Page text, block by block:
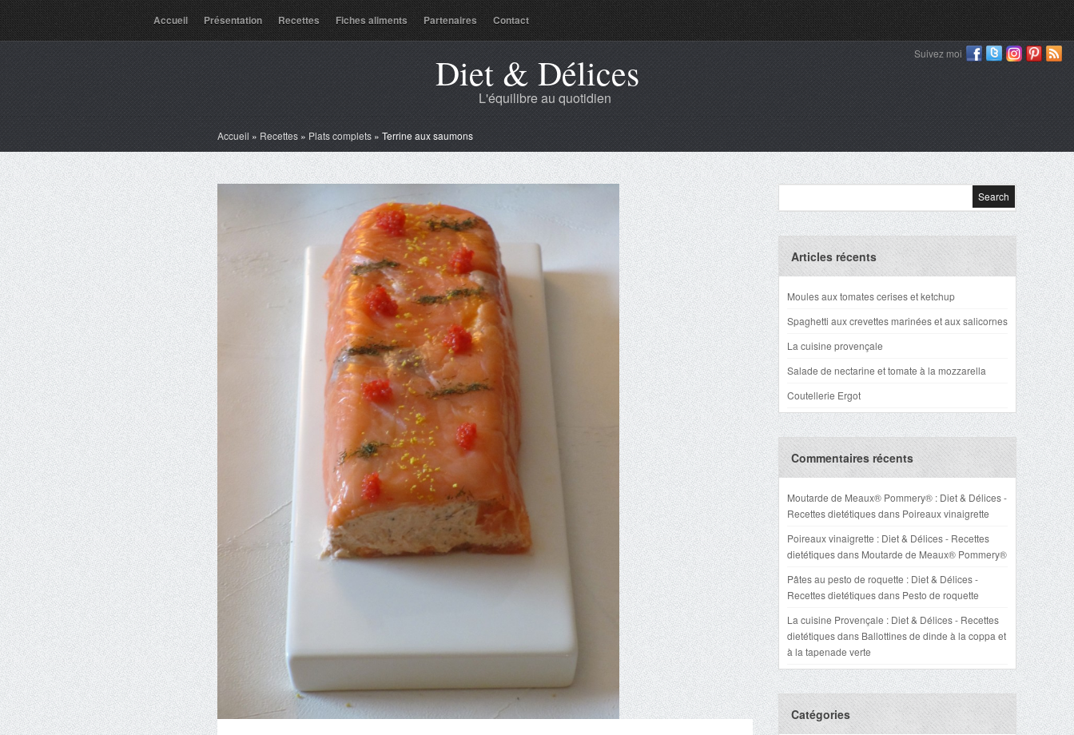
Accueil Présentation Recettes Fiches aliments Partenaires Contact
Suivez moi
Diet & Délices
L'équilibre au quotidien
Accueil » Recettes » Plats complets » Terrine aux saumons
Articles récents
Moules aux tomates cerises et ketchup
Spaghetti aux crevettes marinées et aux salicornes
La cuisine provençale
Salade de nectarine et tomate à la mozzarella
Coutellerie Ergot
Commentaires récents
Moutarde de Meaux® Pommery® : Diet & Délices -
Recettes dietétiquesdans Poireaux vinaigrette
Poireaux vinaigrette : Diet & Délices - Recettes
dietétiquesdans Moutarde de Meaux® Pommery®
Pâtes au pesto de roquette : Diet & Délices -
Recettes dietétiquesdans Pesto de roquette
La cuisine Provençale : Diet & Délices - Recettes
dietétiquesdans Ballottines de dinde à la coppa et
à la tapenade verte
Catégories